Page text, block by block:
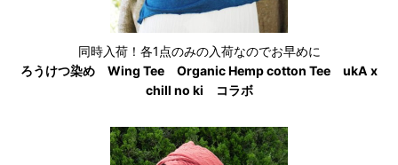
同時入荷！各1点のみの入荷なのでお早めに
ろうけつ染め Wing Tee Organic Hemp cotton Tee ukA x
chill no ki コラボ